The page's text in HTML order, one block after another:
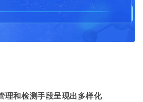
理和检测手段呈现出多样化